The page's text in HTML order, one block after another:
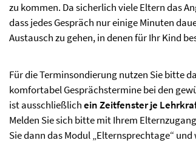
zu kommen. Da sicherlich viele Eltern das
dass jedes Gespräch nur einige Minuten
Austausch zu gehen, in denen für Ihr Kind
Für die Terminsondierung nutzen Sie bitte
komfortabel Gesprächstermine bei den
ist ausschließlichein Zeitfenster je
Melden Sie sich bitte mit Ihrem
Sie dann das Modul „Elternsprechtage“